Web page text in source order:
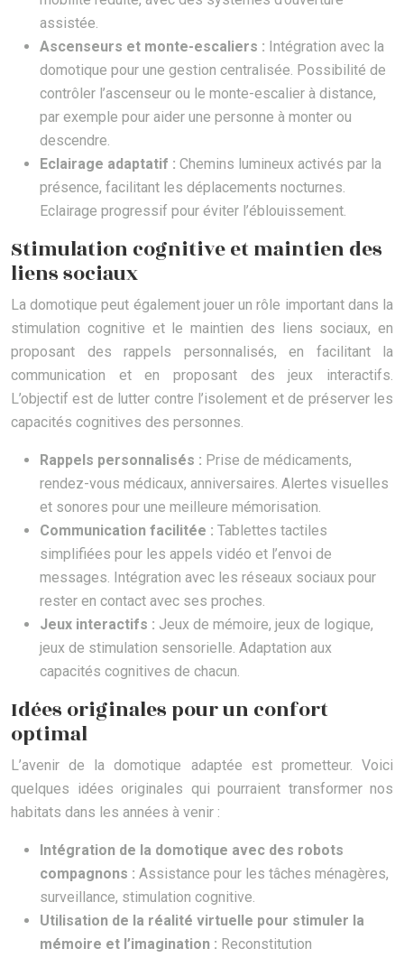
assistée.
Ascenseurs et monte-escaliers : Intégration avec la
domotique pour une gestion centralisée. Possibilité de
contrôler l’ascenseur ou le monte-escalier à distance,
par exemple pour aider une personne à monter ou
descendre.
Eclairage adaptatif : Chemins lumineux activés par la
présence, facilitant les déplacements nocturnes.
Eclairage progressif pour éviter l’éblouissement.
Stimulation cognitive et maintien des
liens sociaux
La domotique peut également jouer un rôle important dans la
stimulation cognitive et le maintien des liens sociaux, en
proposant des rappels personnalisés, en facilitant la
communication et en proposant des jeux interactifs.
L’objectif est de lutter contre l’isolement et de préserver les
capacités cognitives des personnes.
Rappels personnalisés : Prise de médicaments,
rendez-vous médicaux, anniversaires. Alertes visuelles
et sonores pour une meilleure mémorisation.
Communication facilitée : Tablettes tactiles
simplifiées pour les appels vidéo et l’envoi de
messages. Intégration avec les réseaux sociaux pour
rester en contact avec ses proches.
Jeux interactifs : Jeux de mémoire, jeux de logique,
jeux de stimulation sensorielle. Adaptation aux
capacités cognitives de chacun.
Idées originales pour un confort
optimal
L’avenir de la domotique adaptée est prometteur. Voici
quelques idées originales qui pourraient transformer nos
habitats dans les années à venir :
Intégration de la domotique avec des robots
compagnons : Assistance pour les tâches ménagères,
surveillance, stimulation cognitive.
Utilisation de la réalité virtuelle pour stimuler la
mémoire et l’imagination : Reconstitution